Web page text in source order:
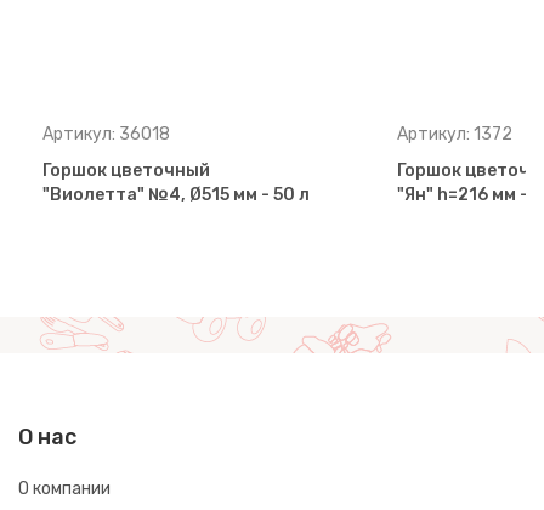
Артикул: 36018
Горшок цветочный
"Виолетта" №4, Ø515 мм - 50 л
Артикул: 1372
Горшок
"Ян" h=216 мм -
О нас
О компании